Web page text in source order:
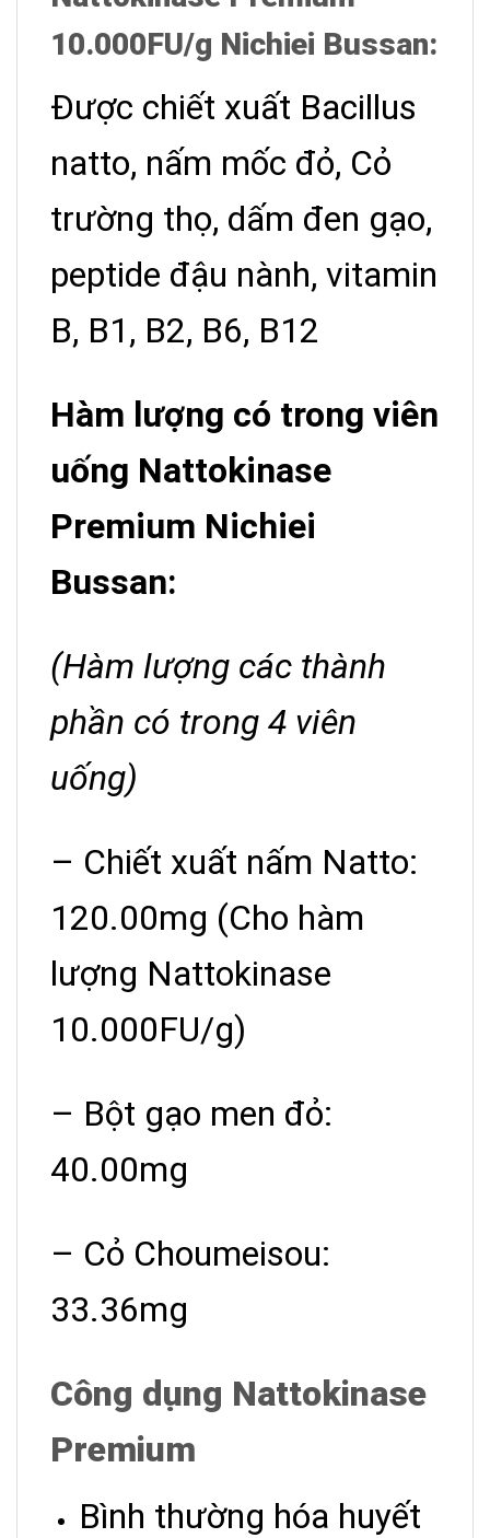
10.000FU/g Nichiei Bussan:
Được chiết xuất Bacillus
natto, nấm mốc đỏ, Cỏ
trường thọ, dấm đen gạo,
peptide đậu nành, vitamin
B, B1, B2, B6, B12
Hàm lượng có trong viên
uống Nattokinase
Premium Nichiei
Bussan:
(Hàm lượng các thành
phần có trong 4 viên
uống)
– Chiết xuất nấm Natto:
120.00mg (Cho hàm
lượng Nattokinase
10.000FU/g)
– Bột gạo men đỏ:
40.00mg
– Cỏ Choumeisou:
33.36mg
Công dụng Nattokinase
Premium
Bình thường hóa huyết